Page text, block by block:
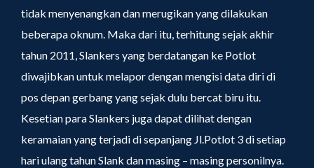
tidak menyenangkan dan merugikan yang dilakukan
beberapa oknum. Maka dari itu, terhitung sejak akhir
tahun 2011, Slankers yang berdatangan ke Potlot
diwajibkan untuk melapor dengan mengisi data diri di
pos depan gerbang yang sejak dulu bercat biru itu.
Kesetian para Slankers juga dapat dilihat dengan
keramaian yang terjadi di sepanjang Jl.Potlot 3 di setiap
hari ulang tahun Slank dan masing – masing personilnya.